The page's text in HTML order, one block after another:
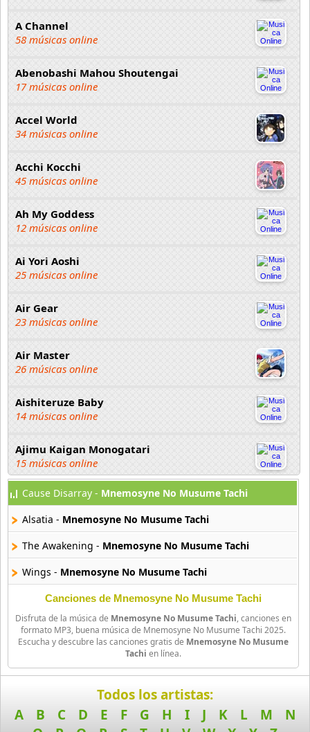
A Channel
58 músicas online
Abenobashi Mahou Shoutengai
17 músicas online
Accel World
34 músicas online
Acchi Kocchi
45 músicas online
Ah My Goddess
12 músicas online
Ai Yori Aoshi
25 músicas online
Air Gear
23 músicas online
Air Master
26 músicas online
Aishiteruze Baby
14 músicas online
Ajimu Kaigan Monogatari
15 músicas online
Akahori Gedou Hour Rabuge
29 músicas online
Akane Iro Ni Samoru Saka
26 músicas online
6 músicas online
Akikan
15 músicas online
Cause Disarray - Mnemosyne No Musume Tachi
Alsatia - Mnemosyne No Musume Tachi
The Awakening - Mnemosyne No Musume Tachi
Wings - Mnemosyne No Musume Tachi
Canciones de Mnemosyne No Musume Tachi
Disfruta de la música de Mnemosyne No Musume Tachi, canciones en
formato MP3, buena música de Mnemosyne No Musume Tachi 2025.
Escucha y descubre las canciones gratis de Mnemosyne No Musume
Tachi en línea.
Todos los artistas:
A
B C D E F G H I J K L M
N